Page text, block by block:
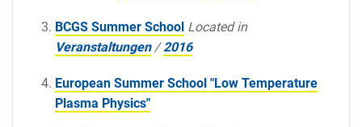
BCGS Summer School Located in
Veranstaltungen /2016
European Summer School "Low Temperature
Plasma Physics"